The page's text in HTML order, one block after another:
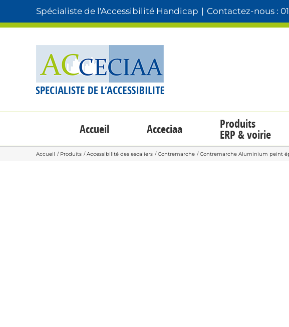
contenu
Spécialiste de l'Accessibilité Handicap | Contactez-nous :
Accueil Acceciaa Produits
ERP & voirie
Accueil Produits Accessibilité des escaliers Contremarche Contremarche Aluminium peint